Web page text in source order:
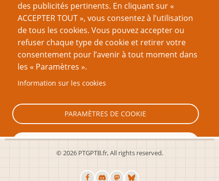
des publicités pertinents. En cliquant sur «
ACCEPTER TOUT », vous consentez à l’utilisation
de tous les cookies. Vous pouvez accepter ou
refuser chaque type de cookie et retirer votre
consentement pour l’avenir à tout moment dans
les « Paramètres ».
Information sur les cookies
PARAMÈTRES DE COOKIE
TOUT REFUSER
TOUT ACCEPTER
Mot de passe
Réinitialiser votre mot de passe
© 2026 PTGPTB.fr, All rights reserved.